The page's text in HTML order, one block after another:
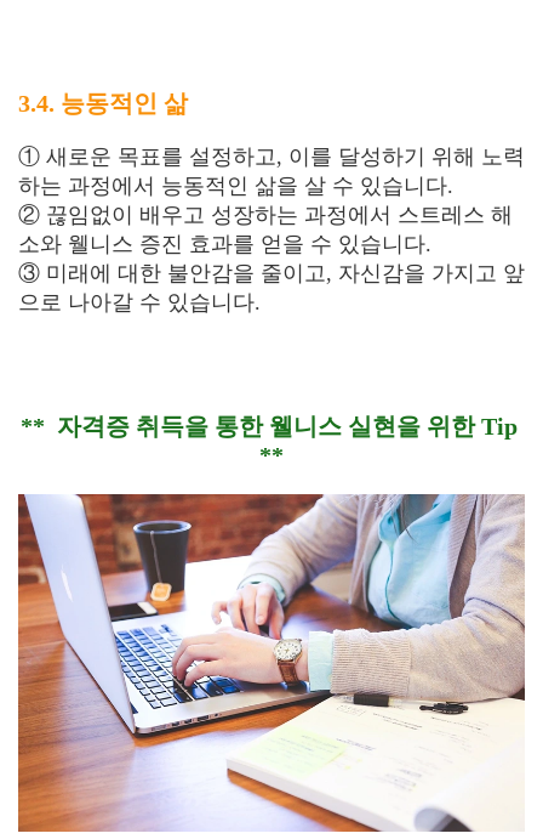
3.4. 능동적인 삶
① 새로운 목표를 설정하고, 이를 달성하기 위해 노력
하는 과정에서 능동적인 삶을 살 수 있습니다.
② 끊임없이 배우고 성장하는 과정에서 스트레스 해
소와 웰니스 증진 효과를 얻을 수 있습니다.
③ 미래에 대한 불안감을 줄이고, 자신감을 가지고 앞
으로 나아갈 수 있습니다.
** 자격증 취득을 통한 웰니스 실현을 위한 Tip
**